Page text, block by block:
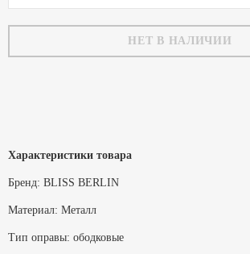
НЕТ В НАЛИЧИИ
Характеристики товара
Бренд: BLISS BERLIN
Материал: Металл
Тип оправы: ободковые